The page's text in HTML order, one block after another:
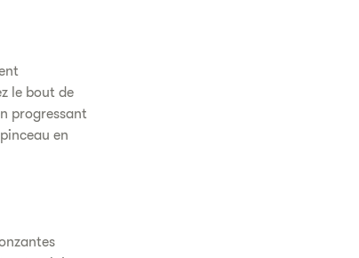
le bout de
progressant
en